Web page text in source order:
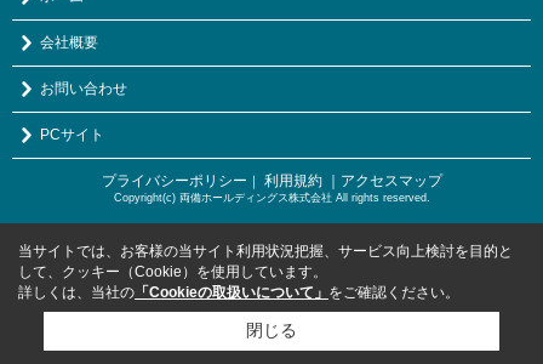
会社概要
お問い合わせ
PCサイト
プライバシーポリシー ｜ 利用規約 ｜アクセスマップ
Copyright(c) 両備ホールディングス株式会社 All rights reserved.
当サイトでは、お客様の当サイト利用状況把握、サービス向上検討を目的と
して、クッキー（Cookie）を使用しています。
詳しくは、当社の 「Cookieの取扱いについて」 をご確認ください。
閉じる